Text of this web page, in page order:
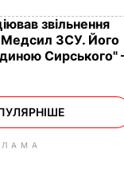
звільнення
Медсил ЗСУ. Його
Сирського"